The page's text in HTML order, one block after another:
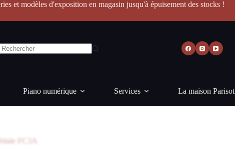
et modèles d'exposition en magasin jusqu'à épuisement des stocks !
Piano numérique Services La maison Parisot
FC3A